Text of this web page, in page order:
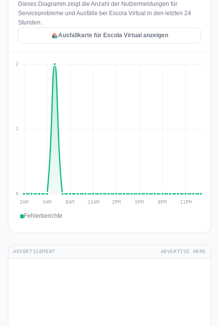
Dieses Diagramm zeigt die Anzahl der Nutzermeldungen für
Serviceprobleme und Ausfälle bei Escola Virtual in den letzten 24
Stunden.
Ausfallkarte für Escola Virtual anzeigen
Fehlerberichte
ADVERTISEMENT ADVERTISE HERE